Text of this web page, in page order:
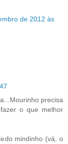
de 2012 às
precisa
o que melhor
mindinho (vá, o